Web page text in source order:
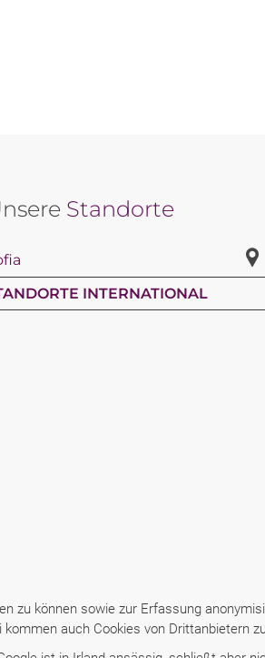
zu können sowie zur Erfassung
auch Cookies von Drittanbietern
Standorte
INTERNATIONAL